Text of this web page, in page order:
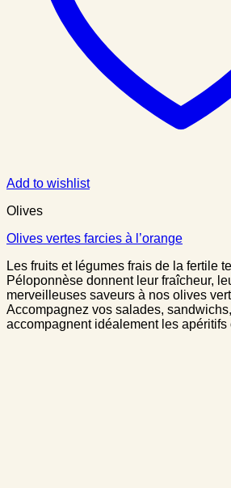
Add to wishlist
Olives
Olives vertes farcies à l’orange
Les fruits et légumes frais de la fertile
Péloponnèse donnent leur fraîcheur,
merveilleuses saveurs à nos olives
Accompagnez vos salades,
accompagnent idéalement les apéritifs